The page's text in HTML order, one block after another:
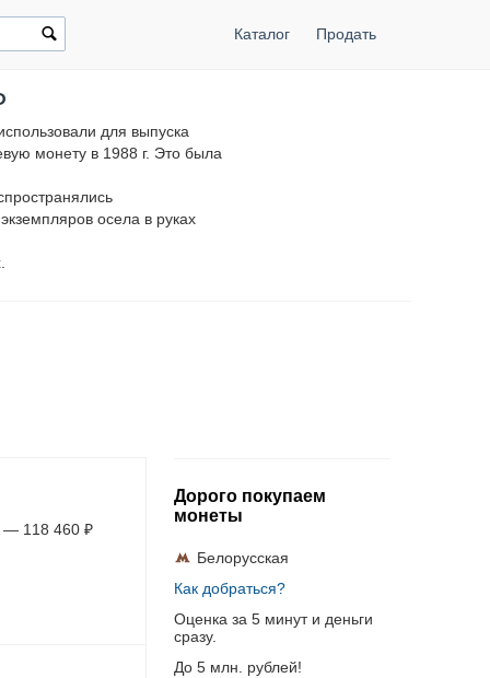
Каталог Продать
для выпуска
монету в 1988 г. Это была
осела в руках
— 118 460 ₽
Дорого покупаем
монеты
Белорусская
Как добраться?
Оценка за 5 минут и деньги
сразу.
До 5 млн. рублей!